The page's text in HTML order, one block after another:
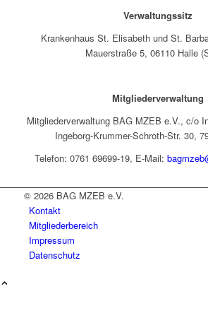
Verwaltungssitz
Krankenhaus St. Elisabeth und St.
Mauerstraße 5, 06110 Halle
Mitgliederverwaltung
Mitgliederverwaltung BAG MZEB e.V., c/o
Ingeborg-Krummer-Schroth-Str. 30,
Telefon: 0761 69699-19, E-Mail:
© 2026 BAG MZEB e.V.
Kontakt
Mitgliederbereich
Impressum
Datenschutz